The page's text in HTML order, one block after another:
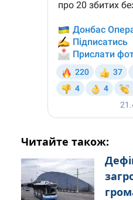
Читайте також: